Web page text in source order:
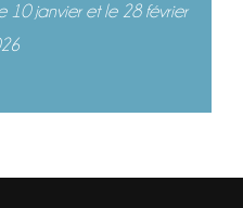
10 janvier et le 28 février